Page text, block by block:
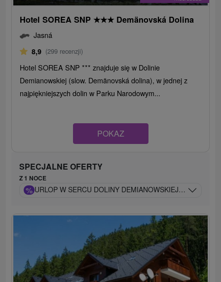
Hotel SOREA SNP ★★★ Demänovská Dolina
Jasná
8,9 (299 recenzji)
Hotel SOREA SNP *** znajduje się w Dolinie
Demianowskiej (slow. Demänovská dolina), w jednej z
najpiękniejszych dolin w Parku Narodowym...
POKAZ
SPECJALNE OFERTY
Z 1 NOCE
% URLOP W SERCU DOLINY DEMIANOWSKIEJ W